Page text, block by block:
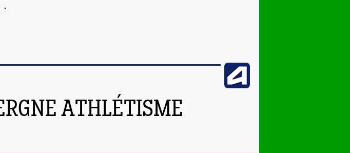
ATHLÉTISME